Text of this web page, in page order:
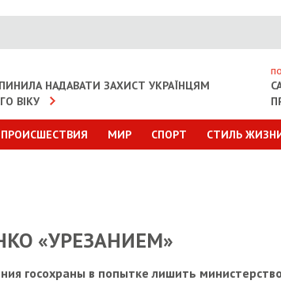
НАДАВАТИ ЗАХИСТ УКРАЇНЦЯМ
ВІКУ
ПРОИСШЕСТВИЯ МИР СПОРТ СТИЛЬ
«УРЕЗАНИЕМ»
госохраны в попытке лишить